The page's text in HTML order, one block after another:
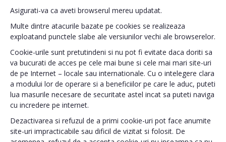
Asigurati-va ca aveti browserul mereu updatat.
Multe dintre atacurile bazate pe cookies se realizeaza
exploatand punctele slabe ale versiunilor vechi ale browserelor.
Cookie-urile sunt pretutindeni si nu pot fi evitate daca doriti sa
va bucurati de acces pe cele mai bune si cele mai mari site-uri
de pe Internet – locale sau internationale. Cu o intelegere clara
a modului lor de operare si a beneficiilor pe care le aduc, puteti
lua masurile necesare de securitate astel incat sa puteti naviga
cu incredere pe internet.
Dezactivarea si refuzul de a primi cookie-uri pot face anumite
site-uri impracticabile sau dificil de vizitat si folosit. De